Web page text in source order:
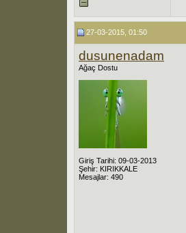
27-03-2015, 01:50
dusunenadam
Ağaç Dostu
Giriş Tarihi: 09-03-2013
Şehir: KIRIKKALE
Mesajlar: 490